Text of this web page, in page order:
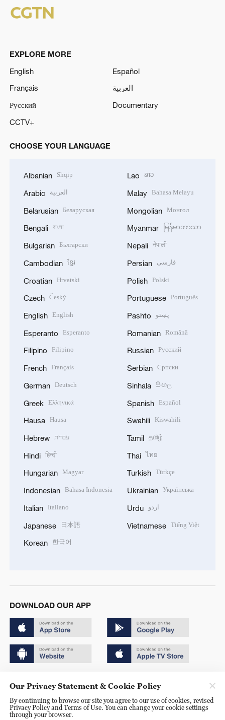
EXPLORE MORE
English
Español
Français
العربية
Русский
Documentary
CCTV+
CHOOSE YOUR LANGUAGE
Albanian Shqip
Arabic العربية
Belarusian Беларуская
Bengali বাংলা
Bulgarian Български
Cambodian ខ្មែរ
Croatian Hrvatski
Czech Český
English English
Esperanto Esperanto
Filipino Filipino
French Français
German Deutsch
Greek Ελληνικά
Hausa Hausa
Hebrew עברית
Hindi हिन्दी
Hungarian Magyar
Indonesian Bahasa Indonesia
Italian Italiano
Japanese 日本語
Korean 한국어
Lao ລາວ
Malay Bahasa Melayu
Mongolian Монгол
Myanmar မြန်မာဘာသာ
Nepali नेपाली
Persian فارسی
Polish Polski
Portuguese Português
Pashto پښتو
Romanian Română
Russian Русский
Serbian Српски
Sinhala සිංහල
Spanish Español
Swahili Kiswahili
Tamil தமிழ்
Thai ไทย
Turkish Türkçe
Ukrainian Українська
Urdu اردو
Vietnamese Tiếng Việt
DOWNLOAD OUR APP
京ICP备20000184号
京公网安备 11010502050052号
Our Privacy Statement & Cookie Policy
By continuing to browse our site you agree to our use of cookies, revised
Privacy Policy and Terms of Use. You can change your cookie settings
through your browser.